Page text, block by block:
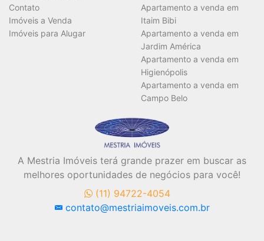
Área Útil (m²)
BUSCAR
Contato
Imóveis a Venda
Imóveis para Alugar
Apartamento a venda em
Itaim Bibi
Apartamento a venda em
Jardim América
Apartamento a venda em
Higienópolis
Apartamento a venda em
Campo Belo
A Mestria Imóveis terá grande prazer em buscar as
melhores oportunidades de negócios para você!
(11) 94722-4054
contato@mestriaimoveis.com.br